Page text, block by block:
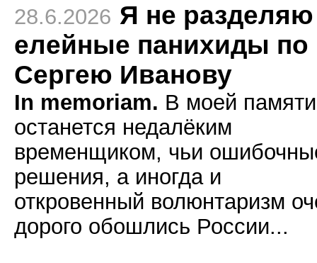
28.6.2026 Я не разделяю
елейные панихиды по
Сергею Иванову
In memoriam. В моей
останется недалёким
временщиком, чьи
решения, а иногда и
откровенный волюнтаризм
дорого обошлись России...